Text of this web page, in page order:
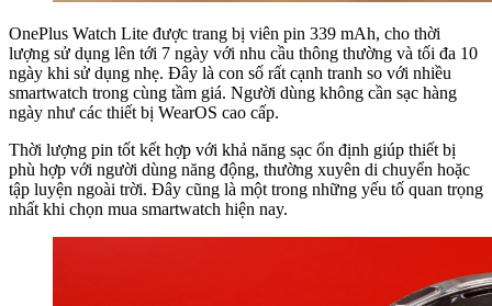
OnePlus Watch Lite được trang bị viên pin 339 mAh, cho thời
lượng sử dụng lên tới 7 ngày với nhu cầu thông thường và tối đa 10
ngày khi sử dụng nhẹ. Đây là con số rất cạnh tranh so với nhiều
smartwatch trong cùng tầm giá. Người dùng không cần sạc hàng
ngày như các thiết bị WearOS cao cấp.
Thời lượng pin tốt kết hợp với khả năng sạc ổn định giúp thiết bị
phù hợp với người dùng năng động, thường xuyên di chuyển hoặc
tập luyện ngoài trời. Đây cũng là một trong những yếu tố quan trọng
nhất khi chọn mua smartwatch hiện nay.